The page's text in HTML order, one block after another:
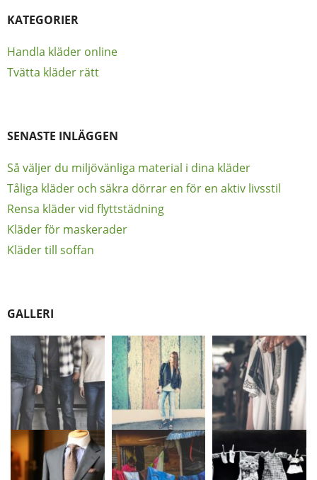
KATEGORIER
Handla kläder online
Tvätta kläder rätt
SENASTE INLÄGGEN
Så väljer du miljövänliga material i dina kläder
Tåliga kläder och säkra dörrar en för en aktiv livsstil
Rensa kläder vid flyttstädning
Kläder för maskerader
Kläder till soffan
GALLERI